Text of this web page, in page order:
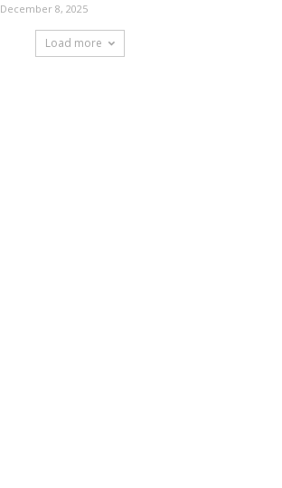
December 8, 2025
Load more